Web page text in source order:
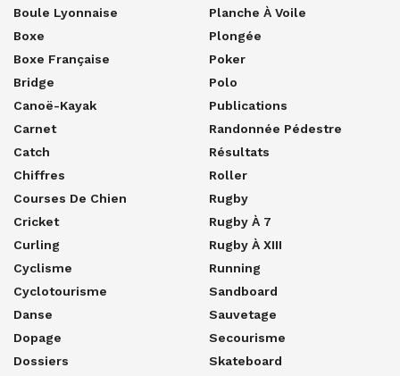
Boule Lyonnaise
Boxe
Boxe Française
Bridge
Canoë-Kayak
Carnet
Catch
Chiffres
Courses De Chien
Cricket
Curling
Cyclisme
Cyclotourisme
Danse
Dopage
Dossiers
Planche À Voile
Plongée
Poker
Polo
Publications
Randonnée Pédestre
Résultats
Roller
Rugby
Rugby À 7
Rugby À XIII
Running
Sandboard
Sauvetage
Secourisme
Skateboard